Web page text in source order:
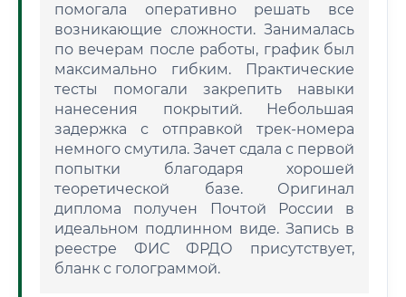
помогала оперативно решать все
возникающие сложности. Занималась
по вечерам после работы, график был
максимально гибким. Практические
тесты помогали закрепить навыки
нанесения покрытий. Небольшая
задержка с отправкой трек-номера
немного смутила. Зачет сдала с первой
попытки благодаря хорошей
теоретической базе. Оригинал
диплома получен Почтой России в
идеальном подлинном виде. Запись в
реестре ФИС ФРДО присутствует,
бланк с голограммой.